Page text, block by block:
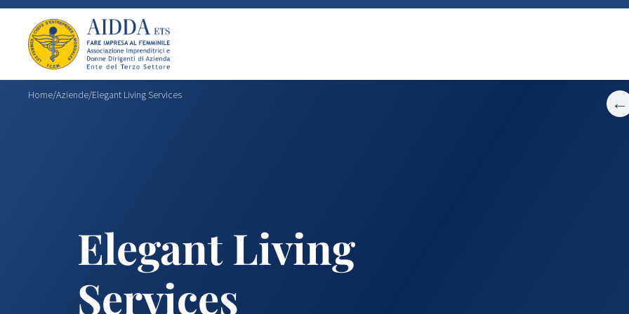
Home/Aziende/Elegant Living Services ←
Elegant Living
Services